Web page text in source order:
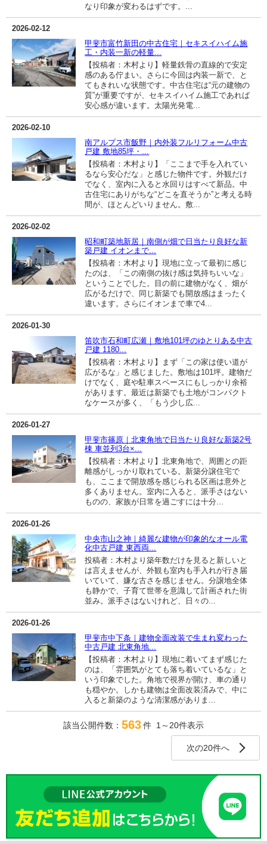
なり印象が変わるはずです。...
2026-02-12
甲斐市富竹新田の中古住宅｜セキスイハイム施
工・内装一新の軽量...
【投稿者：木村より】軽量鉄骨の直線的で安定
感のある佇まい。さらに今回は内装一新で、と
てもきれいな状態です。中古住宅は“元の建物の
質”が重要ですが、セキスイハイム施工であれば
安心感が違います。太陽光発電...
2026-02-10
南アルプス市飯野｜内外装フルリフォーム中古
戸建 敷地85坪・...
【投稿者：木村より】「ここまで手を入れてい
るなら安心だな」と感じた物件です。外観だけ
でなく、室内に入ると水回りはすべて新品。中
古住宅にありがちな“どこを直そうか”と考える時
間が、ほとんどいりません。敷...
2026-02-02
昭和町築地新居｜南側が畑で日当たり良好な新
築戸建 イオンまで...
【投稿者：木村より】現地に立って最初に感じ
たのは、「この南側の抜け感は気持ちいいな」
ということでした。目の前に建物がなく、畑が
広がるだけで、同じ新築でも開放感はまったく
違います。さらにイオンまで車で4...
2026-01-30
笛吹市石和町広瀬｜敷地101坪のゆとりある中古
戸建 1180...
【投稿者：木村より】まず「この家は使い道が
広がるな」と感じました。敷地は101坪。建物だ
けでなく、庭や駐車スペースにもしっかり余裕
があります。最近は新築でも土地がコンパクト
なケースが多く、「もう少し広...
2026-01-27
甲斐市篠原｜北東角地で日当たり良好な新築2号
棟 車並列3台×...
【投稿者：木村より】北東角地で、周囲との距
離感がしっかり取れている。新築分譲住宅で
も、ここまで開放感を感じられる区画は意外と
多くありません。室内に入ると、派手さはない
ものの、家族が日常を過ごすには十分...
2026-01-26
中央市山之神｜綺麗な建物が印象的なオール電
化中古戸建 東西両...
投稿者：木村より築年数だけを見ると新しいと
は言えませんが、外観も室内も手入れが行き届
いていて、嫌な古さを感じません。分譲地全体
も静かで、子育て世帯を意識して計画された街
並み。派手さはないけれど、日々の...
2026-01-26
甲斐市中下条｜建物全面改装で生まれ変わった
中古戸建 北東角地...
【投稿者：木村より】現地に着いてまず感じた
のは、「雰囲気がとても落ち着いているな」と
いう印象でした。角地で視界が開け、車の通り
も穏やか。しかも建物は全面改装済みで、中に
入ると新築のような清潔感がありま...
該当公開件数： 563件 1～20件表示
次の20件へ